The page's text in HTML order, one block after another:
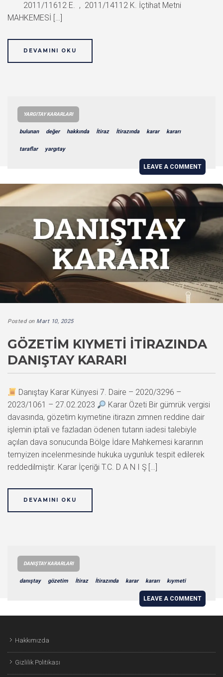
2011/11612 E. , 2011/14112 K. İçtihat Metni
MAHKEMESİ […]
DEVAMINI OKU
YARGITAY KARARLARI
bulunan değer hakkında İtiraz İtirazında karar kararı
taraflar yargıtay
LEAVE A COMMENT
Posted on Mart 10, 2025
GÖZETIM KIYMETI İTIRAZINDA
DANIŞTAY KARARI
Danıştay Karar Künyesi 7. Daire – 2020/3296 –
2023/1061 – 27.02.2023
Karar Özeti Bir gümrük vergisi
davasında, gözetim kıymetine itirazın zımnen reddine dair
işlemin iptali ve fazladan ödenen tutarın iadesi talebiyle
açılan dava sonucunda Bölge İdare Mahkemesi kararının
temyizen incelenmesinde hukuka uygunluk tespit edilerek
reddedilmiştir. Karar İçeriği T.C. D A N I Ş […]
DEVAMINI OKU
DANIŞTAY KARARLARI
danıştay gözetim İtiraz İtirazında karar kararı kıymeti
LEAVE A COMMENT
Hakkımızda
Gizlilik Politikası